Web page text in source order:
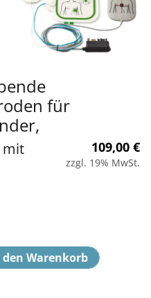
für
mit
109,00 €
zzgl. 19% MwSt.